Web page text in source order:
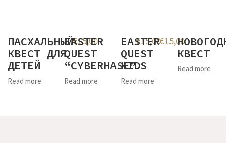
ПАСХАЛЬНЫЙ
КВЕСТ ДЛЯ
ДЕТЕЙ
Read more
€15,00
EASTER
QUEST
“CYBERHASE”
Read more
€15,00
EASTER
QUEST
KIDS
Read more
€15,00
КВЕСТ
Read more